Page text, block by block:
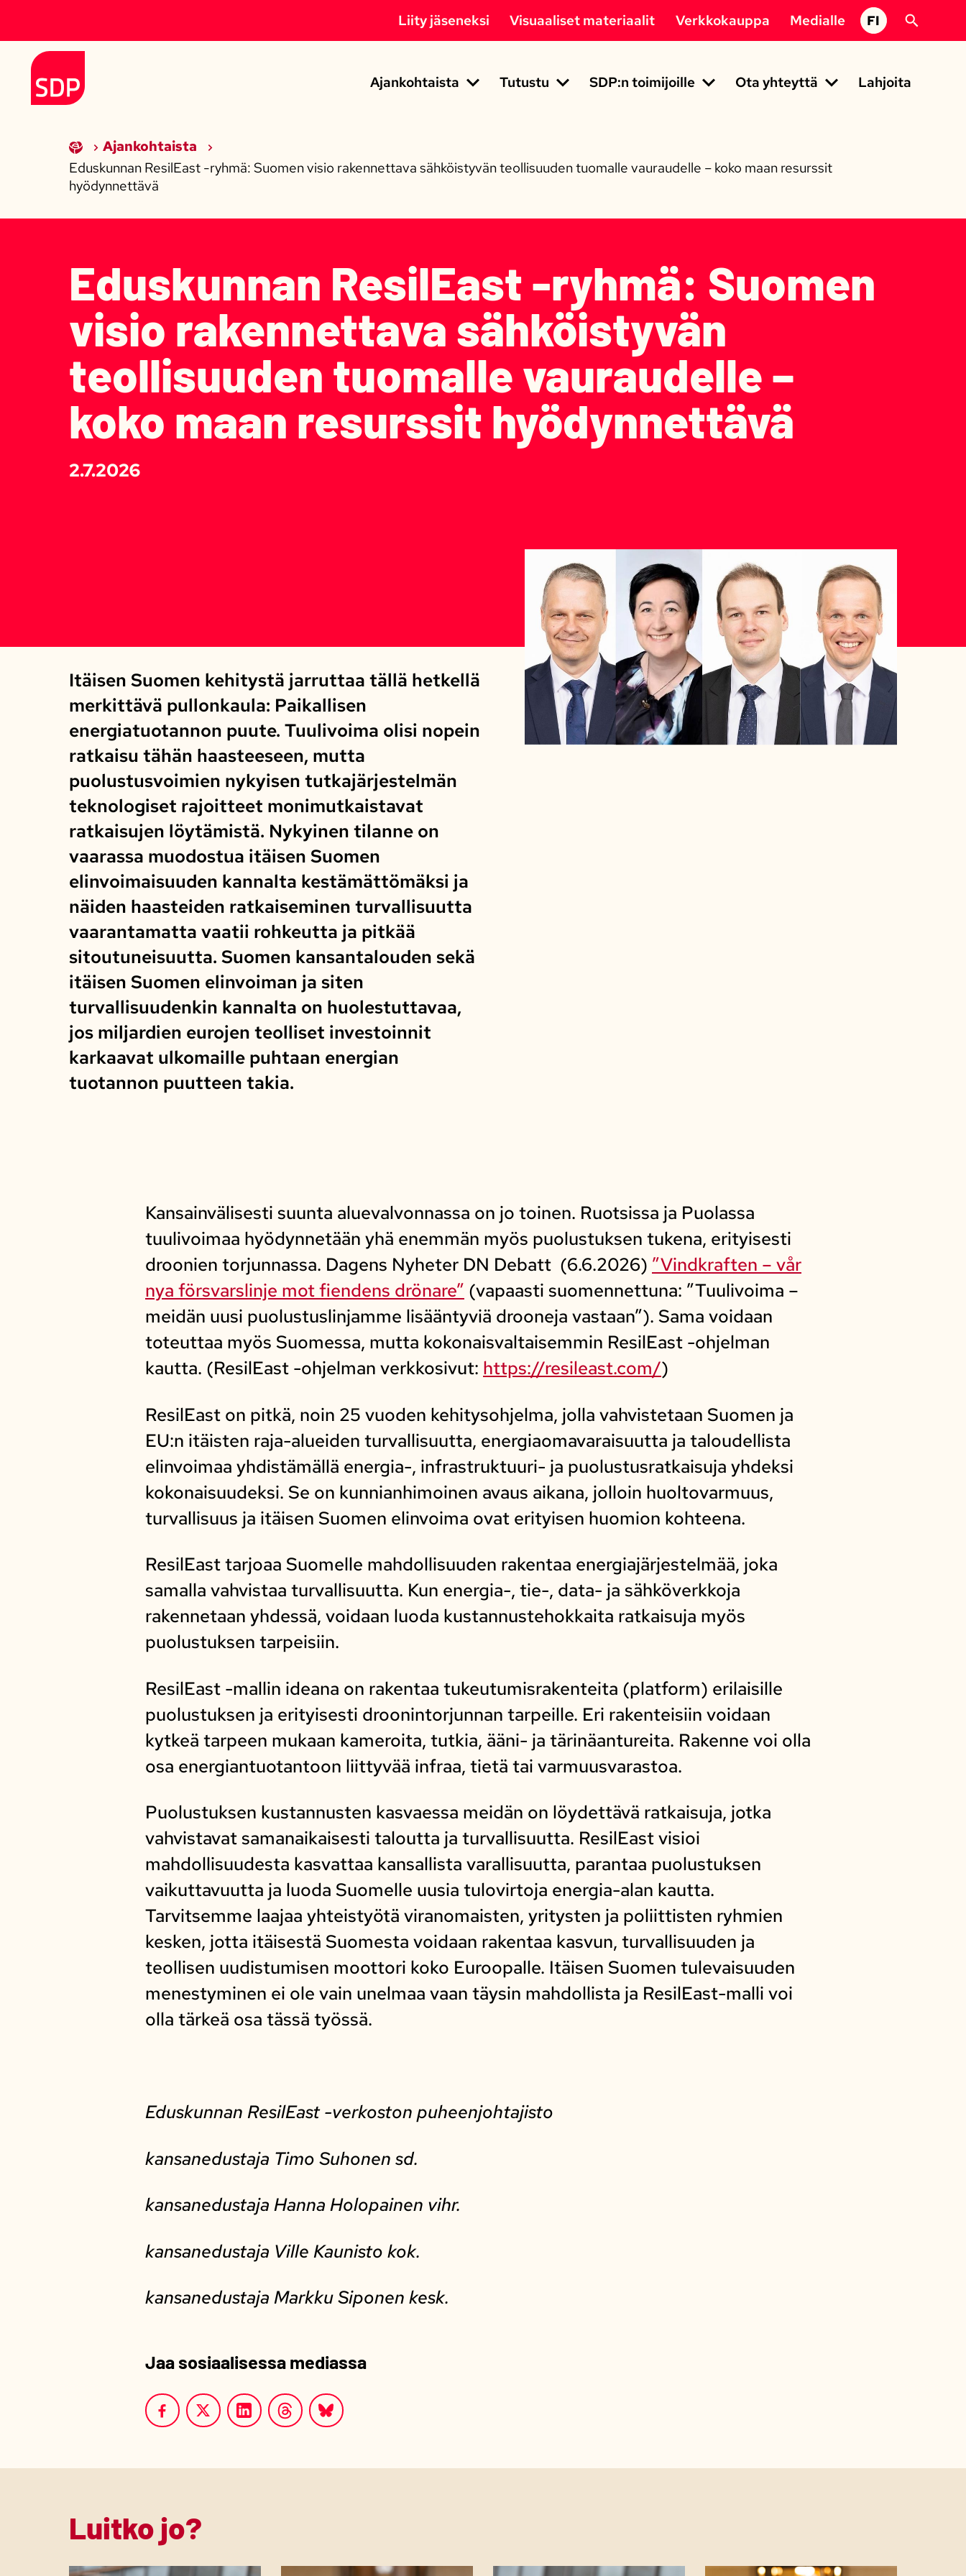
Etusivulle
Ajankohtaista
Tutustu SDP:n toimijoille Ota yhteyttä Lahjoita
Liity jäseneksi Visuaaliset materiaalit Verkkokauppa Medialle FI
Ajankohtaista
Eduskunnan ResilEast -ryhmä: Suomen visio rakennettava sähköistyvän teollisuuden tuomalle vauraudelle – koko maan resurssit
hyödynnettävä
Eduskunnan ResilEast -ryhmä: Suomen
visio rakennettava sähköistyvän
teollisuuden tuomalle vauraudelle –
koko maan resurssit hyödynnettävä
2.7.2026
Itäisen Suomen kehitystä jarruttaa tällä hetkellä
merkittävä pullonkaula: Paikallisen
energiatuotannon puute. Tuulivoima olisi nopein
ratkaisu tähän haasteeseen, mutta
puolustusvoimien nykyisen tutkajärjestelmän
teknologiset rajoitteet monimutkaistavat
ratkaisujen löytämistä. Nykyinen tilanne on
vaarassa muodostua itäisen Suomen
elinvoimaisuuden kannalta kestämättömäksi ja
näiden haasteiden ratkaiseminen turvallisuutta
vaarantamatta vaatii rohkeutta ja pitkää
sitoutuneisuutta. Suomen kansantalouden sekä
itäisen Suomen elinvoiman ja siten
turvallisuudenkin kannalta on huolestuttavaa,
jos miljardien eurojen teolliset investoinnit
karkaavat ulkomaille puhtaan energian
tuotannon puutteen takia.
Kansainvälisesti suunta aluevalvonnassa on jo toinen. Ruotsissa ja Puolassa
tuulivoimaa hyödynnetään yhä enemmän myös puolustuksen tukena, erityisesti
droonien torjunnassa. Dagens Nyheter DN Debatt (6.6.2026) ”Vindkraften – vår
nya försvarslinje mot fiendens drönare” (vapaasti suomennettuna: ”Tuulivoima –
meidän uusi puolustuslinjamme lisääntyviä drooneja vastaan”). Sama voidaan
toteuttaa myös Suomessa, mutta kokonaisvaltaisemmin ResilEast -ohjelman
kautta. (ResilEast -ohjelman verkkosivut: https://resileast.com/)
ResilEast on pitkä, noin 25 vuoden kehitysohjelma, jolla vahvistetaan Suomen ja
EU:n itäisten raja-alueiden turvallisuutta, energiaomavaraisuutta ja taloudellista
elinvoimaa yhdistämällä energia-, infrastruktuuri- ja puolustusratkaisuja yhdeksi
kokonaisuudeksi. Se on kunnianhimoinen avaus aikana, jolloin huoltovarmuus,
turvallisuus ja itäisen Suomen elinvoima ovat erityisen huomion kohteena.
ResilEast tarjoaa Suomelle mahdollisuuden rakentaa energiajärjestelmää, joka
samalla vahvistaa turvallisuutta. Kun energia-, tie-, data- ja sähköverkkoja
rakennetaan yhdessä, voidaan luoda kustannustehokkaita ratkaisuja myös
puolustuksen tarpeisiin.
ResilEast -mallin ideana on rakentaa tukeutumisrakenteita (platform) erilaisille
puolustuksen ja erityisesti droonintorjunnan tarpeille. Eri rakenteisiin voidaan
kytkeä tarpeen mukaan kameroita, tutkia, ääni- ja tärinäantureita. Rakenne voi olla
osa energiantuotantoon liittyvää infraa, tietä tai varmuusvarastoa.
Puolustuksen kustannusten kasvaessa meidän on löydettävä ratkaisuja, jotka
vahvistavat samanaikaisesti taloutta ja turvallisuutta. ResilEast visioi
mahdollisuudesta kasvattaa kansallista varallisuutta, parantaa puolustuksen
vaikuttavuutta ja luoda Suomelle uusia tulovirtoja energia-alan kautta.
Tarvitsemme laajaa yhteistyötä viranomaisten, yritysten ja poliittisten ryhmien
kesken, jotta itäisestä Suomesta voidaan rakentaa kasvun, turvallisuuden ja
teollisen uudistumisen moottori koko Euroopalle. Itäisen Suomen tulevaisuuden
menestyminen ei ole vain unelmaa vaan täysin mahdollista ja ResilEast-malli voi
olla tärkeä osa tässä työssä.
Eduskunnan ResilEast -verkoston puheenjohtajisto
kansanedustaja Timo Suhonen sd.
kansanedustaja Hanna Holopainen vihr.
kansanedustaja Ville Kaunisto kok.
kansanedustaja Markku Siponen kesk.
Jaa sosiaalisessa mediassa
Luitko jo?